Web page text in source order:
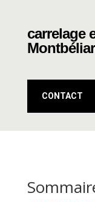
carrelage
CONTACT